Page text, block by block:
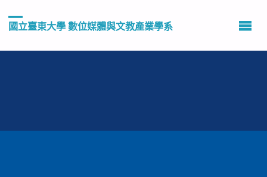
國立臺東大學 數位媒體與文教產業學系